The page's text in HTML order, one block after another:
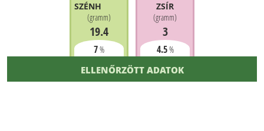
SZÉNHIDRÁT
(gramm)
19.4
7%
ZSÍR
(gramm)
3
4.5%
ELLENŐRZÖTT ADATOK